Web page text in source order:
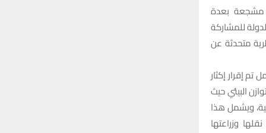
مشجعة بعدة
للمشاركة
متحدثة عن
إقرار إكثار
البيئي حيث
ويشمل هذا
وزراعتها